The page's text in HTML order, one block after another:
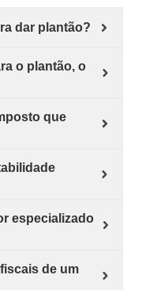
dar plantão?
o plantão, o
que
especializado
de um